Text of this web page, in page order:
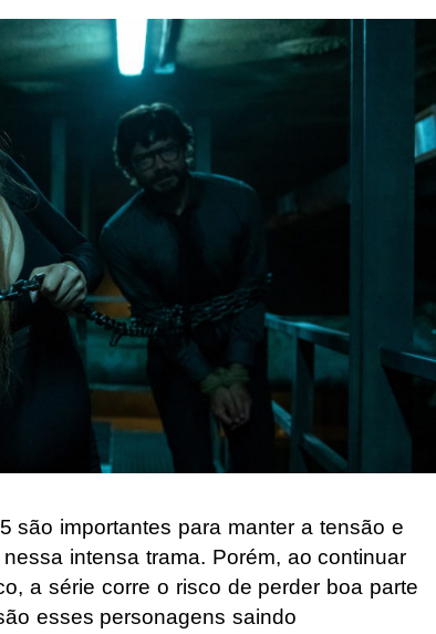
são importantes para manter a tensão e
intensa trama. Porém, ao continuar
a série corre o risco de perder boa parte
esses personagens saindo